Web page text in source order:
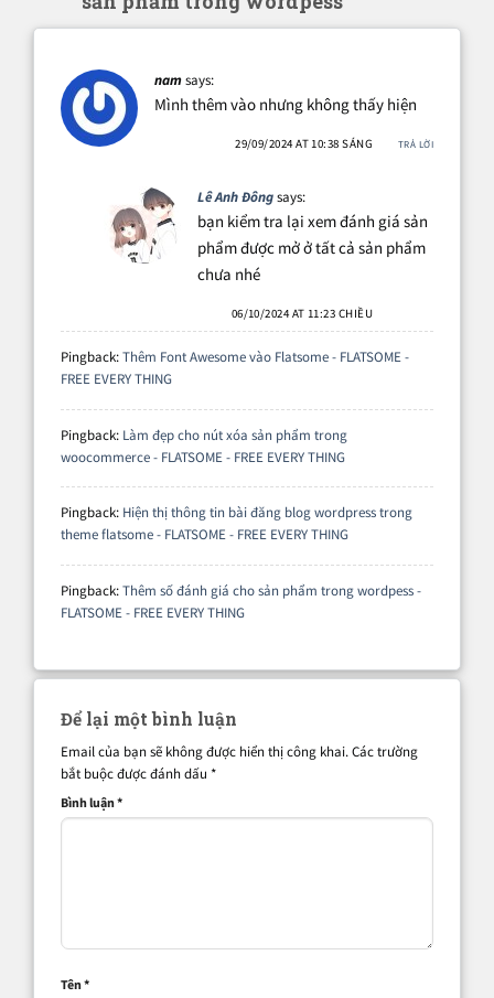
namsays:
Mình thêm vào nhưng không thấy hiện
29/09/2024 AT 10:38 SÁNG TRẢ LỜI
Lê Anh Đôngsays:
bạn kiểm tra lại xem đánh giá sản
phẩm được mở ở tất cả sản phẩm
chưa nhé
06/10/2024 AT 11:23 CHIỀU
Pingback:Thêm Font Awesome vào Flatsome - FLATSOME -
FREE EVERY THING
Pingback: Làm đẹp cho nút xóa sản phẩm trong
woocommerce - FLATSOME - FREE EVERY THING
Pingback: Hiện thị thông tin bài đăng blog wordpress trong
theme flatsome - FLATSOME - FREE EVERY THING
Pingback:Thêm số đánh giá cho sản phẩm trong wordpess -
FLATSOME - FREE EVERY THING
Để lại một bình luận
Email của bạn sẽ không được hiển thị công khai.Các trường
bắt buộc được đánh dấu *
Bình luận*
Tên*